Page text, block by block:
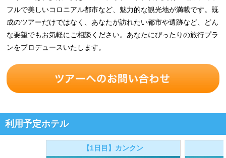
フルで美しいコロニアル都市など、魅力的な観光地が満載です。既
成のツアーだけではなく、あなたが訪れたい都市や遺跡など、どん
な要望でもお気軽にご相談ください。あなたにぴったりの旅行プラ
ンをプロデュースいたします。
利用予定ホテル
【1日目】カンクン